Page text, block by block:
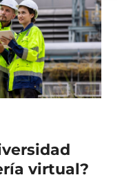
virtual?